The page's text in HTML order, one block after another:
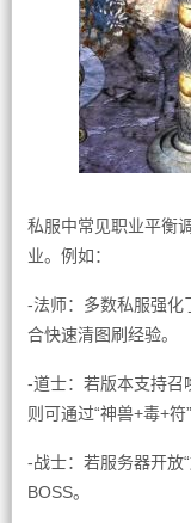
私服中常见职业平衡
业。例如：
-法师：多数私服强化
合快速清图刷经验。
-道士：若版本支持召
则可通过“神兽+毒+符
-战士：若服务器开放
BOSS。